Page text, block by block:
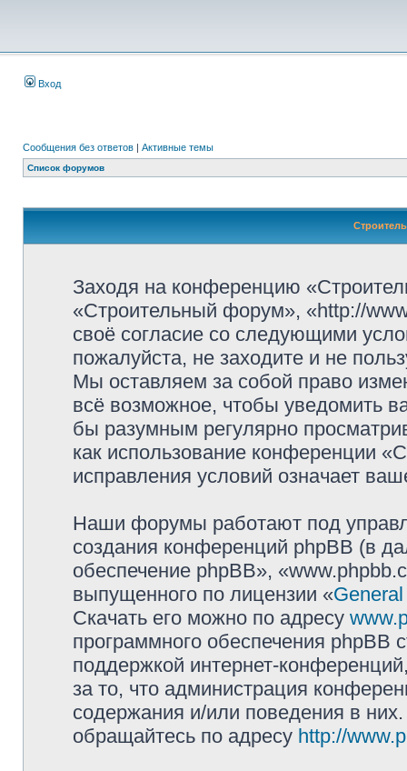
Вход
Сообщения без ответов | Активные темы
Список форумов
Заходя на конференцию
«Строительный форум», «http://
своё согласие со следующими
пожалуйста, не заходите и не
Мы оставляем за собой право
всё возможное, чтобы уведомить
бы разумным регулярно
как использование конференции
исправления условий означает
Наши форумы работают под
создания конференций phpBB (в
обеспечение phpBB»,
выпущенного по лицензии «
Скачать его можно по адресу
программного обеспечения phpBB
поддержкой интернет-
за то, что администрация
содержания и/или поведения в
обращайтесь по адресу http://